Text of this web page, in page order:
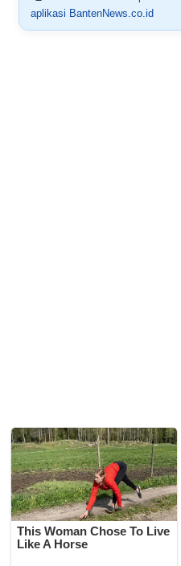
aplikasi BantenNews.co.id